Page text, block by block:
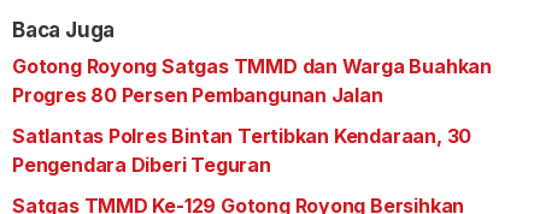
Baca Juga
Gotong Royong Satgas TMMD dan Warga Buahkan
Progres 80 Persen Pembangunan Jalan
Satlantas Polres Bintan Tertibkan Kendaraan, 30
Pengendara Diberi Teguran
Satgas TMMD Ke-129 Gotong Royong Bersihkan